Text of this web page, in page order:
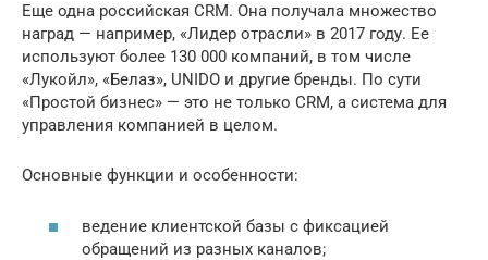
Еще одна российская CRM. Она получала множество
наград — например, «Лидер отрасли» в 2017 году. Ее
используют более 130 000 компаний, в том числе
«Лукойл», «Белаз», UNIDO и другие бренды. По сути
«Простой бизнес» — это не только CRM, а система для
управления компанией в целом.
Основные функции и особенности:
ведение клиентской базы с фиксацией
обращений из разных каналов;